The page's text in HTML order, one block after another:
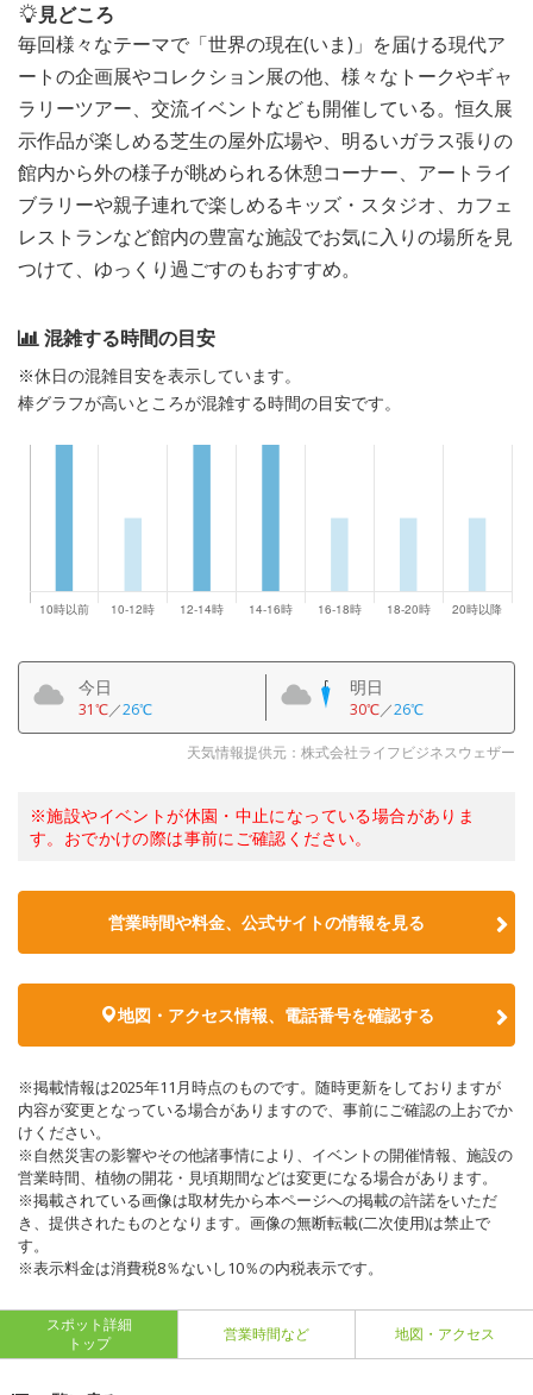
見どころ
毎回様々なテーマで「世界の現在(いま)」を届ける現代ア
ートの企画展やコレクション展の他、様々なトークやギャ
ラリーツアー、交流イベントなども開催している。恒久展
示作品が楽しめる芝生の屋外広場や、明るいガラス張りの
館内から外の様子が眺められる休憩コーナー、アートライ
ブラリーや親子連れで楽しめるキッズ・スタジオ、カフェ
レストランなど館内の豊富な施設でお気に入りの場所を見
つけて、ゆっくり過ごすのもおすすめ。
混雑する時間の目安
※休日の混雑目安を表示しています。
棒グラフが高いところが混雑する時間の目安です。
今日
31℃／26℃
明日
30℃／26℃
天気情報提供元：株式会社ライフビジネスウェザー
※施設やイベントが休園・中止になっている場合がありま
す。おでかけの際は事前にご確認ください。
営業時間や料金、公式サイトの情報を見る
地図・アクセス情報、電話番号を確認する
※掲載情報は2025年11月時点のものです。随時更新をしておりますが
内容が変更となっている場合がありますので、事前にご確認の上おでか
けください。
※自然災害の影響やその他諸事情により、イベントの開催情報、施設の
営業時間、植物の開花・見頃期間などは変更になる場合があります。
※掲載されている画像は取材先から本ページへの掲載の許諾をいただ
き、提供されたものとなります。画像の無断転載(二次使用)は禁止で
す。
※表示料金は消費税8％ないし10％の内税表示です。
スポット詳細
トップ
営業時間など 地図・アクセス